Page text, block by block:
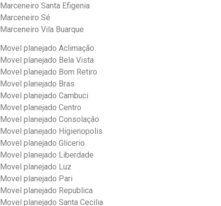
Marceneiro Santa Efigenia
Marceneiro Sé
Marceneiro Vila Buarque
Movel planejado Aclimação
Movel planejado Bela Vista
Movel planejado Bom Retiro
Movel planejado Bras
Movel planejado Cambuci
Movel planejado Centro
Movel planejado Consolação
Movel planejado Higienopolis
Movel planejado Glicerio
Movel planejado Liberdade
Movel planejado Luz
Movel planejado Pari
Movel planejado Republica
Movel planejado Santa Cecilia